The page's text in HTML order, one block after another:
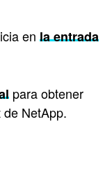
en la entrada
para obtener
NetApp.